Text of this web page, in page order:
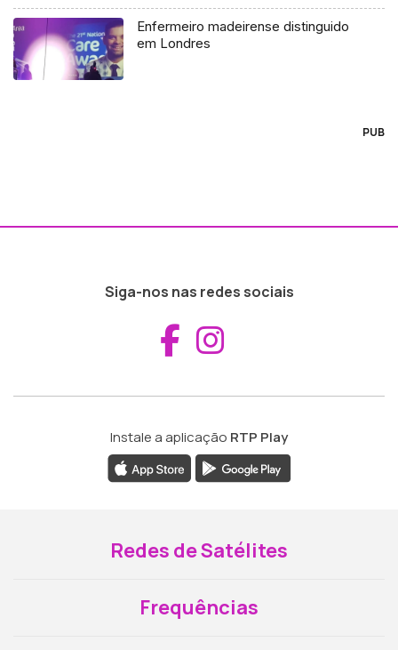
Enfermeiro madeirense distinguido
em Londres
PUB
Siga-nos nas redes sociais
Aceder ao
Instale a aplicação RTP Play
Redes de Satélites
Frequências